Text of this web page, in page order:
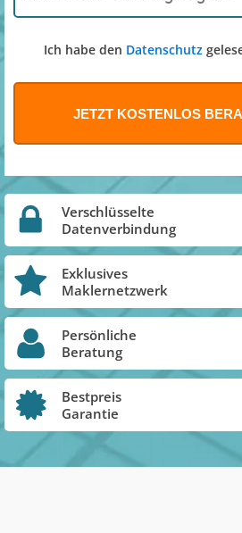
Ich habe den Datenschutz
Verschlüsselte
Datenverbindung
Exklusives
Maklernetzwerk
Persönliche
Beratung
Bestpreis
Garantie